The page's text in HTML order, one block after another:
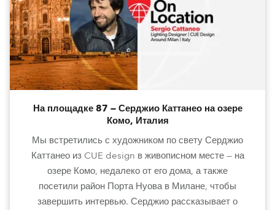
На площадке 87 — Серджио Каттанео на озере
Комо, Италия
Мы встретились с художником по свету Серджио
Каттанео из CUE design в живописном месте — на
озере Комо, недалеко от его дома, а также
посетили район Порта Нуова в Милане, чтобы
завершить интервью. Серджио рассказывает о